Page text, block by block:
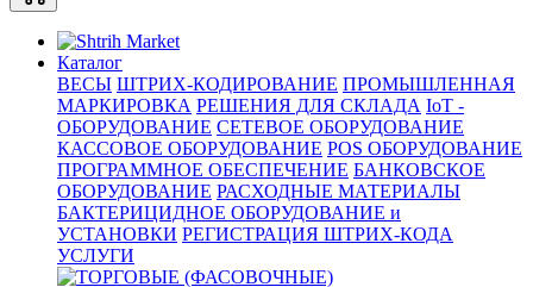
Каталог
ВЕСЫ ШТРИХ-КОДИРОВАНИЕ ПРОМЫШЛЕННАЯ
МАРКИРОВКА РЕШЕНИЯ ДЛЯ СКЛАДА IoT -
ОБОРУДОВАНИЕ СЕТЕВОЕ ОБОРУДОВАНИЕ
КАССОВОЕ ОБОРУДОВАНИЕ POS ОБОРУДОВАНИЕ
ПРОГРАММНОЕ ОБЕСПЕЧЕНИЕ БАНКОВСКОЕ
ОБОРУДОВАНИЕ РАСХОДНЫЕ МАТЕРИАЛЫ
БАКТЕРИЦИДНОЕ ОБОРУДОВАНИЕ и
УСТАНОВКИ РЕГИСТРАЦИЯ ШТРИХ-КОДА
УСЛУГИ